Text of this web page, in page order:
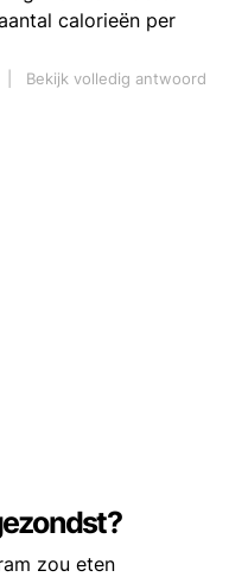
calorieën per
Bekijk volledig antwoord
zou eten